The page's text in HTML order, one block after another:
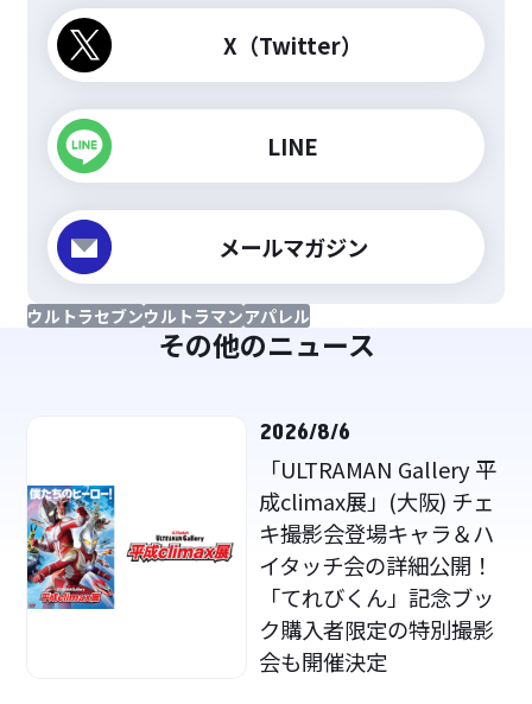
X（Twitter）
LINE
メールマガジン
ウルトラセブンウルトラマンアパレル
その他のニュース
2026/8/6
「ULTRAMAN Gallery 平
成climax展」(大阪) チェ
キ撮影会登場キャラ＆ハ
イタッチ会の詳細公開！
「てれびくん」記念ブッ
ク購入者限定の特別撮影
会も開催決定